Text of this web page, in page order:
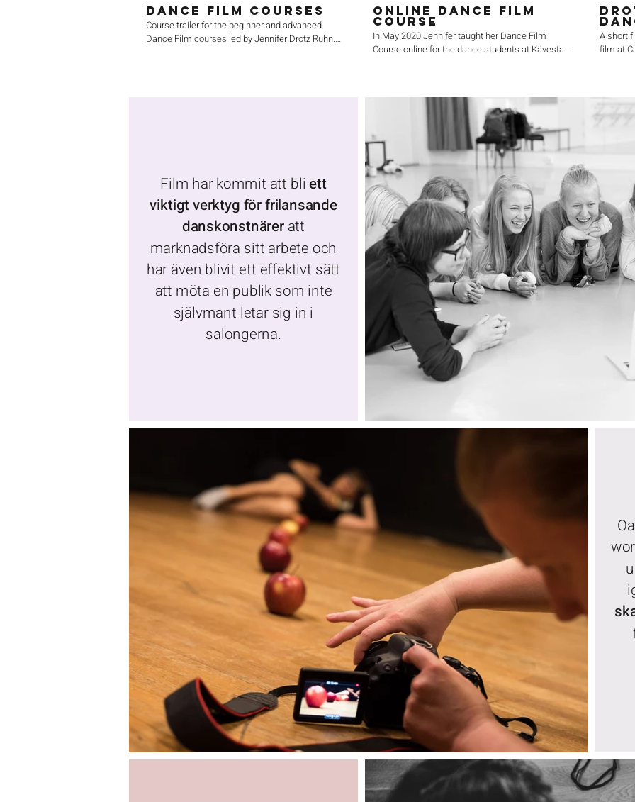
Dance Film Courses
Course trailer for the beginner and advanced
Dance Film courses led by Jennifer Drotz Ruhn.
Online Dance Film
Course
In May 2020 Jennifer taught her Dance Film
Course online for the dance students at Kävesta
A short
film at
Film har kommit att bliett
viktigt verktyg för frilansande
danskonstnäreratt
marknadsföra sitt arbete och
har även blivit ett effektivt sätt
att möta en publik som inte
självmant letar sig in i
salongerna.